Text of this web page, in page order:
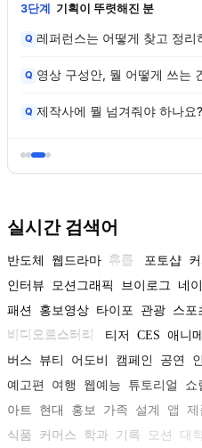
3단계 기획이 뚜렷해진 분
Q 레퍼런스는 어떻게 찾고 정리
Q 영상 구성안, 뭘 어떻게 쓰는
Q 제작사에 뭘 넘겨줘야 하나요?
실시간 검색어
반도체 웹드라마 휴롬 포토샵
인터뷰
모션그래픽 브이로그 네
패션
홍보영상 타이포 관광 스포
비디오로스터리
티저 CES 애니
버스
뷰티 어도비 캠페인 공연
예고편
여행 웹예능 튜토리얼 쇼
아트
현대 홍보 가족 설계 앱 제
식품
커머스 학과 기록 모션 대